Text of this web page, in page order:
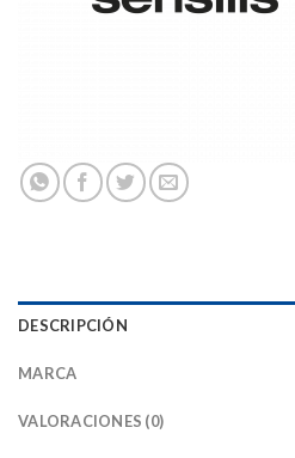
DESCRIPCIÓN
MARCA
VALORACIONES (0)